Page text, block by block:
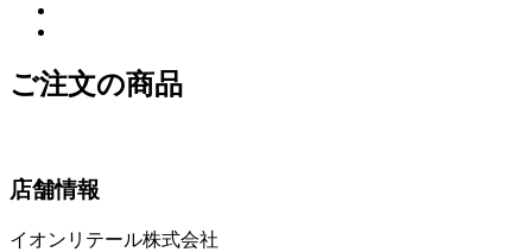
ご注文の商品
店舗情報
イオンリテール株式会社